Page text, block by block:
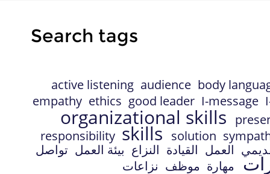
Search tags
active listening audience body
empathy ethics good leader I-message
organizational skills
responsibility skills solution
العمل القيادة النزاع بيئة العمل تواصل
مهارة موظف نزاعات